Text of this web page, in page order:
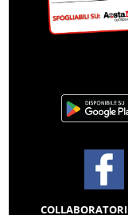
COLLABORATORI